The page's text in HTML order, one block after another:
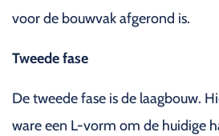
voor de bouwvak afgerond is.
Tweede fase
De tweede fase is de laagbouw.
ware een L-vorm om de huidige